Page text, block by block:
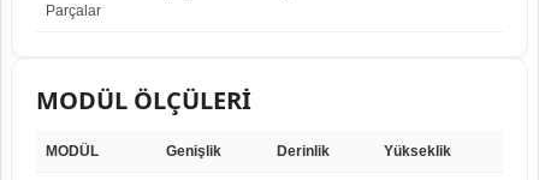
Parçalar
MODÜL ÖLÇÜLERİ
MODÜL Genişlik Derinlik Yükseklik